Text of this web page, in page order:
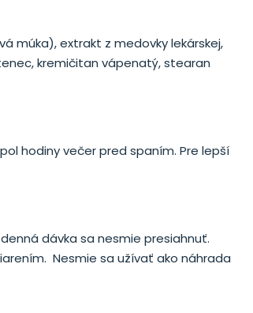
múka), extrakt z medovky lekárskej,
kremičitan vápenatý, stearan
hodiny večer pred spaním. Pre lepší
dávka sa nesmie presiahnuť.
Nesmie sa užívať ako náhrada